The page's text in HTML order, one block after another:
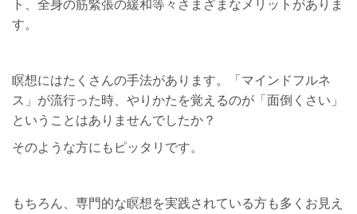
ト、全身の筋緊張の緩和等々さまざまなメリットがありま
す。
瞑想にはたくさんの手法があります。「マインドフルネ
ス」が流行った時、やりかたを覚えるのが「面倒くさい」
ということはありませんでしたか？
そのような方にもピッタリです。
もちろん、専門的な瞑想を実践されている方も多くお見え